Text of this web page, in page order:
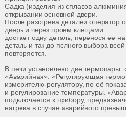
Садка (изделия из сплавов
открывании основной двери.
После разогрева деталей оператор
дверь и через проем клещами
достает одну деталь, перенося ее
деталь и так до полного выбора
повторяется.
В печи установлено две термопары:
«Аварийная». «Регулирующая
измерителю-регулятору, по её
и регулирование температуры.
подключается к прибору,
нагрева в случае аварийного